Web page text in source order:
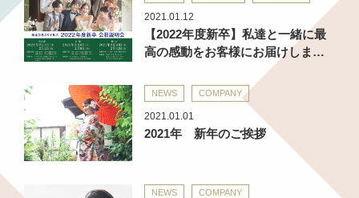
2021.01.12
【2022年度新卒】私達と一緒に最
高の感動をお客様にお届けしま…
NEWS COMPANY
2021.01.01
2021年 新年のご挨拶
NEWS COMPANY